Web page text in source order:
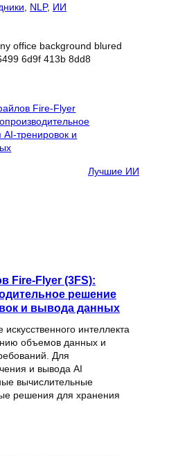
NLP, ИИ
Лучшие ИИ
Fire-Flyer (3FS):
решение
и вывода данных
интеллекта
объемов данных и
Для
и вывода AI
вычислительные
решения для хранения